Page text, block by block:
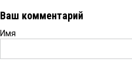
Ваш комментарий
Имя